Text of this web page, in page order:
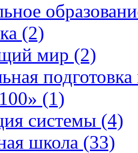
(2)
мир (2)
(1)
системы (4)
школа (33)